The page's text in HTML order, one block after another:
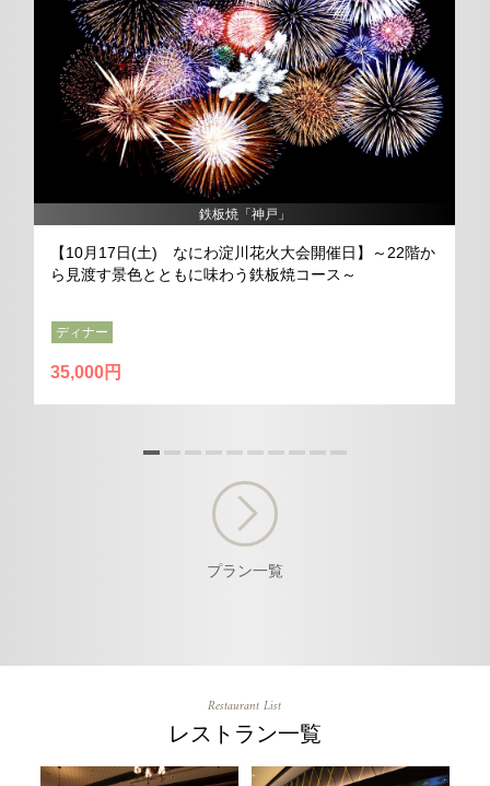
鉄板焼「神戸」
【10月17日(土) なにわ淀川花火大会開催日】～22階か
ら見渡す景色とともに味わう鉄板焼コース～
ディナー
35,000円
プラン一覧
Restaurant List
レストラン一覧